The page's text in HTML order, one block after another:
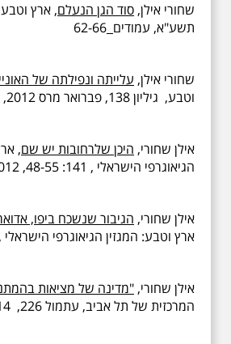
שחורי אילן, סוד הגן הנעלם
תשע"א, עמודים 62-66
שחורי אילן, עלייתה ונפילתה של
וטבע, גיליון 138, פברואר מרס 2012, עמודים 36-41,
אילן שחורי, היכן שלרחובות יש שם,
הגיאוגרפי הישראלי , 141: 48-55, 2012
אילן שחורי, הגיבור שנשכח ביפו,
ארץ וטבע: המגזין הגיאוגרפי הישראלי , 140: 2012
אילן שחורי, "מדינה של מציאות
המרכזית של תל אביב, עתמול 226, 12-14, 2012 ‏